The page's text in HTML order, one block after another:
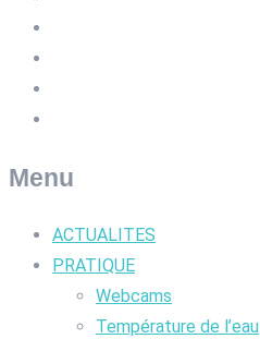
Menu
ACTUALITES
PRATIQUE
Webcams
Température de l’eau